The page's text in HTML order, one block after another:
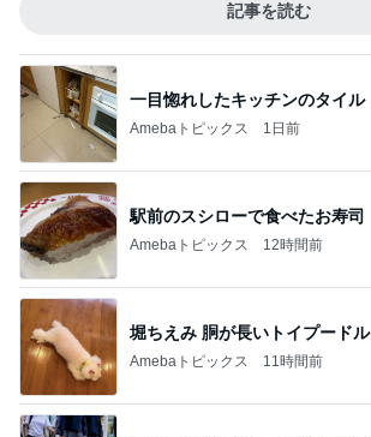
記事を読む
一目惚れしたキッチンのタイル
Amebaトピックス 1日前
駅前のスシローで食べたお寿司
Amebaトピックス 12時間前
堀ちえみ 胴が長いトイプードル
Amebaトピックス 11時間前